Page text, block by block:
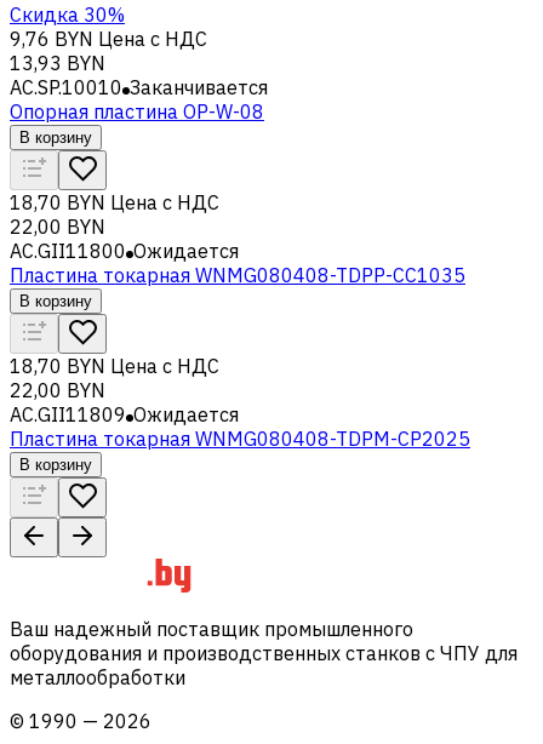
Скидка 30%
9,76 BYN Цена с НДС
13,93 BYN
AC.SP.10010 Заканчивается
Опорная пластина OP-W-08
В корзину
18,70 BYN Цена с НДС
22,00 BYN
AC.GII11800 Ожидается
Пластина токарная WNMG080408-TDPP-CC1035
В корзину
18,70 BYN Цена с НДС
22,00 BYN
AC.GII11809 Ожидается
Пластина токарная WNMG080408-TDPM-CP2025
В корзину
Ваш надежный поставщик промышленного
оборудования и производственных станков с ЧПУ для
металлообработки
© 1990 — 2026